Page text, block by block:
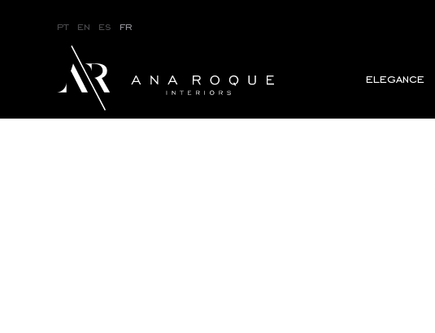
pt en es fr
elegance